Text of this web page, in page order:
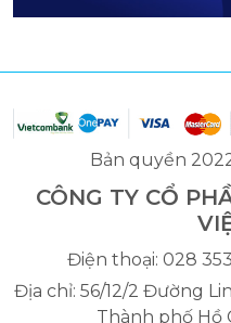
Bản quyền
CÔNG TY CỔ
Điện thoại: 028
Địa chỉ: 56/12/2 Đường
Thành phố Hồ